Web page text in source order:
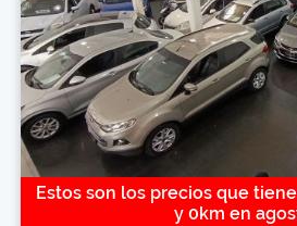
Estos son los precios que
y 0km en